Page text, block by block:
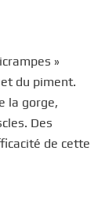
»
du piment.
la gorge,
Des
de cette